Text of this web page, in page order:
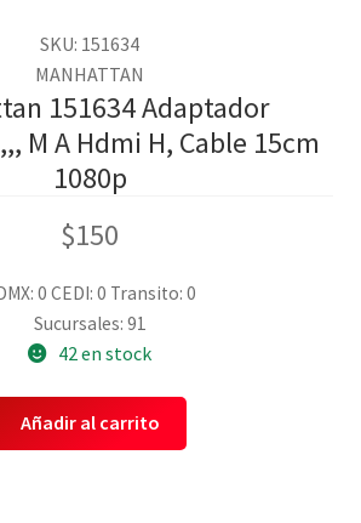
SKU: 151634
MANHATTAN
151634 Adaptador
M A Hdmi H, Cable 15cm
1080p
$150
0 CEDI: 0 Transito: 0
Sucursales: 91
42 en stock
Añadir al carrito